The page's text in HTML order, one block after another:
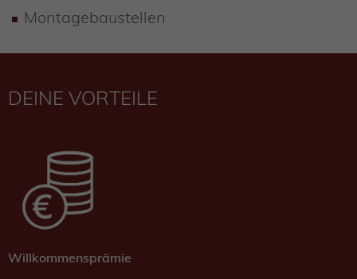
Montagebaustellen
DEINE VORTEILE
Willkommensprämie